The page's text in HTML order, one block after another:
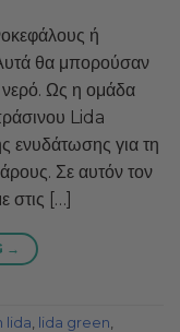
ή
θα μπορούσαν
νερό. Ως η ομάδα
Lida
ενυδάτωσης για τη
Σε αυτόν τον
στις […]
→
lida lida green